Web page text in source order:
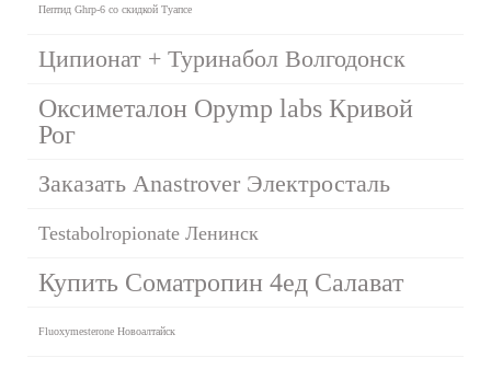
Пептид Ghrp-6 со скидкой Туапсе
Ципионат + Туринабол Волгодонск
Оксиметалон Opymp labs Кривой
Рог
Заказать Anastrover Электросталь
Testabolropionate Ленинск
Купить Cоматропин 4ед Салават
Fluoxymesterone Новоалтайск